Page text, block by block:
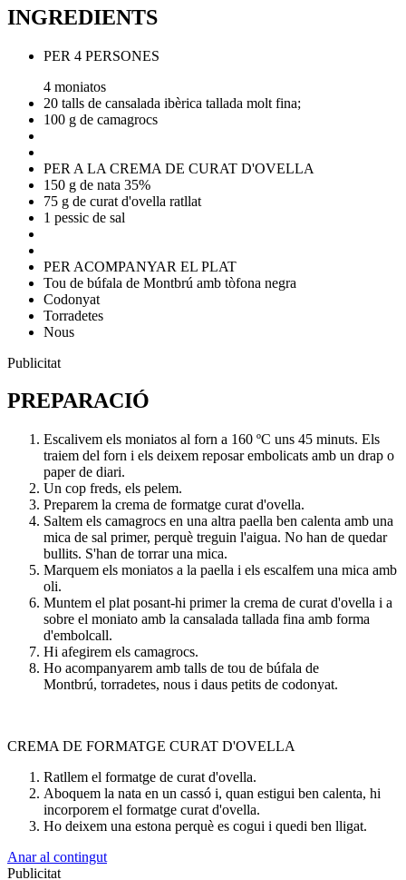
INGREDIENTS
PER 4 PERSONES
4 moniatos
20 talls de cansalada ibèrica tallada molt fina;
100 g de camagrocs
PER A LA CREMA DE CURAT D'OVELLA
150 g de nata 35%
75 g de curat d'ovella ratllat
1 pessic de sal
PER ACOMPANYAR EL PLAT
Tou de búfala de Montbrú amb tòfona negra
Codonyat
Torradetes
Nous
Publicitat
PREPARACIÓ
Escalivem els moniatos al forn a 160 ºC uns 45 minuts. Els
traiem del forn i els deixem reposar embolicats amb un drap o
paper de diari.
Un cop freds, els pelem.
Preparem la crema de formatge curat d'ovella.
Saltem els camagrocs en una altra paella ben calenta amb una
mica de sal primer, perquè treguin l'aigua. No han de quedar
bullits. S'han de torrar una mica.
Marquem els moniatos a la paella i els escalfem una mica amb
oli.
Muntem el plat posant-hi primer la crema de curat d'ovella i a
sobre el moniato amb la cansalada tallada fina amb forma
d'embolcall.
Hi afegirem els camagrocs.
Ho acompanyarem amb talls de tou de búfala de
Montbrú, torradetes, nous i daus petits de codonyat.
CREMA DE FORMATGE CURAT D'OVELLA
Ratllem el formatge de curat d'ovella.
Aboquem la nata en un cassó i, quan estigui ben calenta, hi
incorporem el formatge curat d'ovella.
Ho deixem una estona perquè es cogui i quedi ben lligat.
Anar al contingut
Publicitat